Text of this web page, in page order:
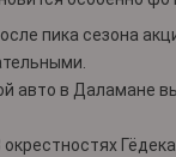
пика сезона
авто в Даламане
окрестностях Гёдека